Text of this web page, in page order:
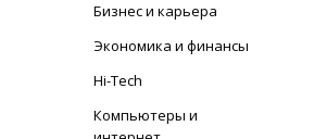
Бизнес и карьера
Экономика и финансы
Hi-Tech
Компьютеры и